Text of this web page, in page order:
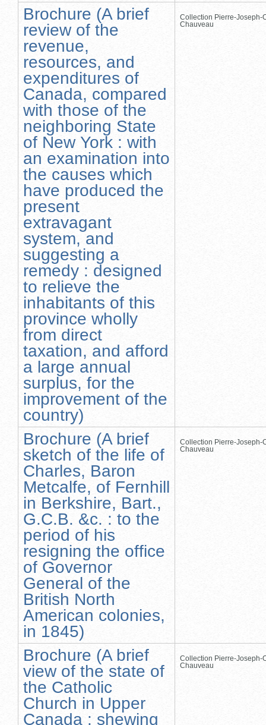
Brochure (A brief
review of the
revenue,
resources, and
expenditures of
Canada, compared
with those of the
neighboring State
of New York : with
an examination into
the causes which
have produced the
present
extravagant
system, and
suggesting a
remedy : designed
to relieve the
inhabitants of this
province wholly
from direct
taxation, and afford
a large annual
surplus, for the
improvement of the
country)
Collection Pierre-Joseph-
Chauveau
Brochure (A brief
sketch of the life of
Charles, Baron
Metcalfe, of Fernhill
in Berkshire, Bart.,
G.C.B. &c. : to the
period of his
resigning the office
of Governor
General of the
British North
American colonies,
in 1845)
Collection Pierre-Joseph-
Chauveau
Brochure (A brief
view of the state of
the Catholic
Church in Upper
Canada : shewing
Collection Pierre-Joseph-
Chauveau